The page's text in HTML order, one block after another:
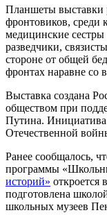
Планшеты выставки
фронтовиков, среди
медицинские
разведчики,
стороне от общей
фронтах наравне со
Выставка создана
обществом при
Путина. Инициатива
Отечественной
Ранее сообщалось,
программы
историй» откроется
подготовлена
школьных музеев